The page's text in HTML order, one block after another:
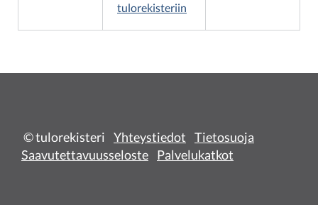
tulorekisteriin
© tulorekisteri Yhteystiedot Tietosuoja
Saavutettavuusseloste Palvelukatkot